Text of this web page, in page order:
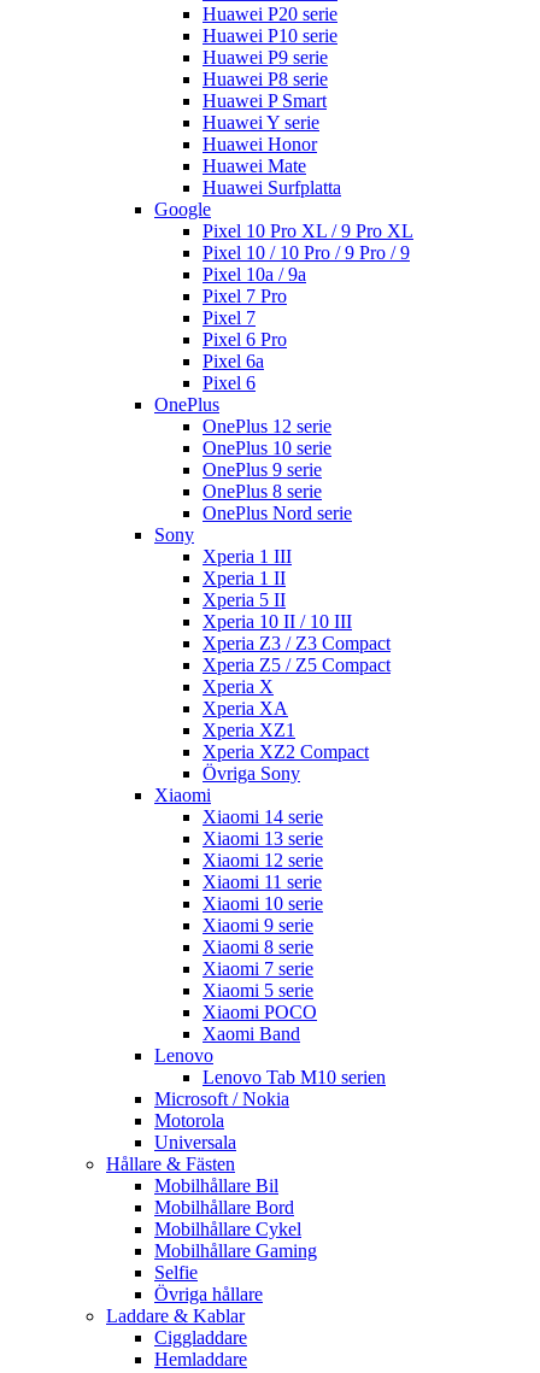
Huawei P20 serie
Huawei P10 serie
Huawei P9 serie
Huawei P8 serie
Huawei P Smart
Huawei Y serie
Huawei Honor
Huawei Mate
Huawei Surfplatta
Google
Pixel 10 Pro XL / 9 Pro XL
Pixel 10 / 10 Pro / 9 Pro / 9
Pixel 10a / 9a
Pixel 7 Pro
Pixel 7
Pixel 6 Pro
Pixel 6a
Pixel 6
OnePlus
OnePlus 12 serie
OnePlus 10 serie
OnePlus 9 serie
OnePlus 8 serie
OnePlus Nord serie
Sony
Xperia 1 III
Xperia 1 II
Xperia 5 II
Xperia 10 II / 10 III
Xperia Z3 / Z3 Compact
Xperia Z5 / Z5 Compact
Xperia X
Xperia XA
Xperia XZ1
Xperia XZ2 Compact
Övriga Sony
Xiaomi
Xiaomi 14 serie
Xiaomi 13 serie
Xiaomi 12 serie
Xiaomi 11 serie
Xiaomi 10 serie
Xiaomi 9 serie
Xiaomi 8 serie
Xiaomi 7 serie
Xiaomi 5 serie
Xiaomi POCO
Xaomi Band
Lenovo
Lenovo Tab M10 serien
Microsoft / Nokia
Motorola
Universala
Hållare & Fästen
Mobilhållare Bil
Mobilhållare Bord
Mobilhållare Cykel
Mobilhållare Gaming
Selfie
Övriga hållare
Laddare & Kablar
Ciggladdare
Hemladdare